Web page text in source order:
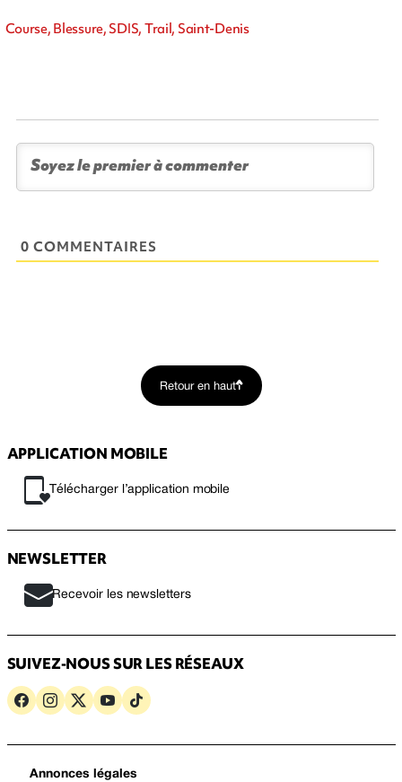
Course, Blessure, SDIS, Trail, Saint-Denis
0 COMMENTAIRES
Retour en haut
APPLICATION MOBILE
Télécharger l’application mobile
NEWSLETTER
Recevoir les newsletters
SUIVEZ-NOUS SUR LES RÉSEAUX
Annonces légales